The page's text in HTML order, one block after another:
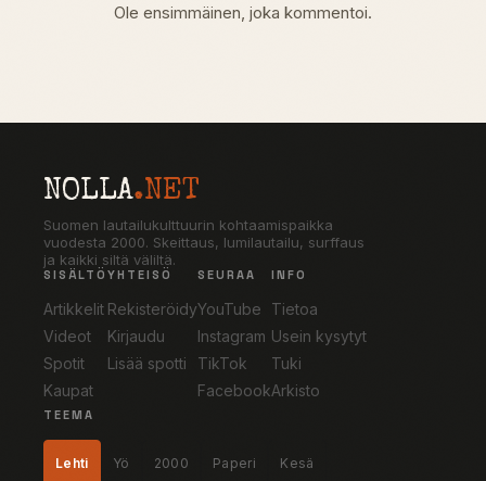
Ole ensimmäinen, joka kommentoi.
NOLLA.NET
Suomen lautailukulttuurin kohtaamispaikka
vuodesta 2000. Skeittaus, lumilautailu, surffaus
ja kaikki siltä väliltä.
SISÄLTÖ
Artikkelit
Videot
Spotit
Kaupat
YHTEISÖ
Rekisteröidy
Kirjaudu
Lisää spotti
SEURAA
YouTube
Instagram
TikTok
Facebook
INFO
Tietoa
Usein kysytyt
Tuki
Arkisto
TEEMA
Lehti Yö 2000 Paperi Kesä